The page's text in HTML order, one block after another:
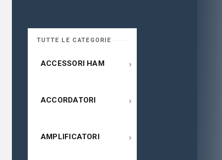
TUTTE LE CATEGORIE
ACCESSORI HAM ›
ACCORDATORI ›
AMPLIFICATORI ›